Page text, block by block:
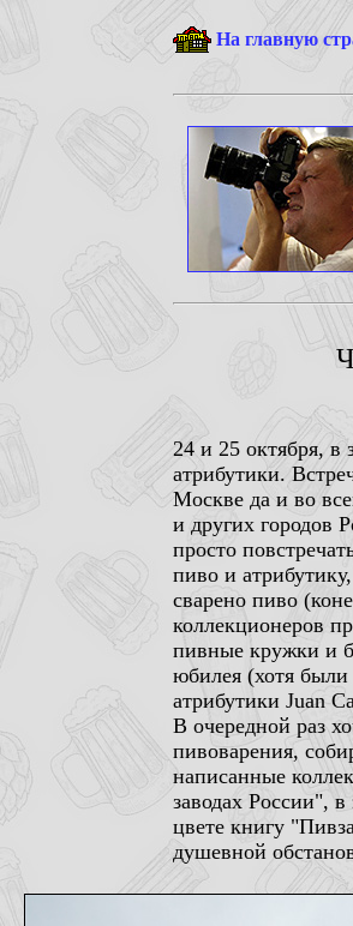
На главную
24 и 25 октября, в
атрибутики.
Москве да и во
и других городов
просто
пиво и
сварено пиво
коллекционеров
пивные кружки и
юбилея (хотя были
атрибутики Juan
В очередной раз
пивоварения,
написанные
заводах России",
цвете книгу
душевной